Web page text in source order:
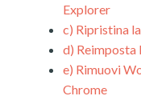
Explorer
c) Ripristina
d) Reimposta
e) Rimuovi
Chrome